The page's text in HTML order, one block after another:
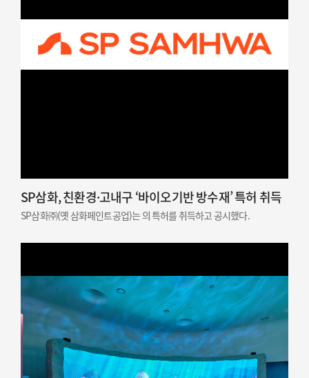
SP삼화, 친환경·고내구 ‘바이오기반 방수재’ 특허 취득
SP삼화㈜(옛 삼화페인트공업)는 의 특허를 취득하고 공시했다.